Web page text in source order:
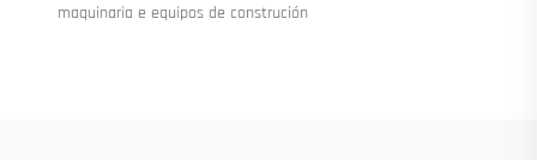
maquinaria e equipos de construción